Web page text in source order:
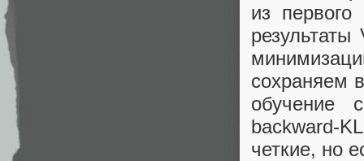
из первого
сохраняем
обучение
backward-
четкие, но